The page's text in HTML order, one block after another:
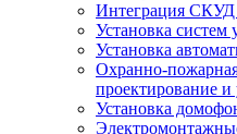
Интеграция СКУД
Установка систем
Установка
Охранно-
проектирование и
Установка